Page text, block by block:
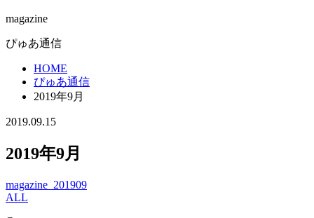
magazine
ぴゅあ通信
HOME
ぴゅあ通信
2019年9月
2019.09.15
2019年9月
magazine_201909
ALL